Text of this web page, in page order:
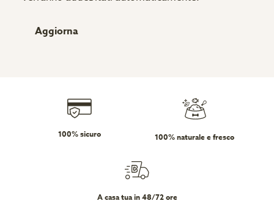
Aggiorna
100% sicuro 100% naturale e fresco
A casa tua in 48/72 ore